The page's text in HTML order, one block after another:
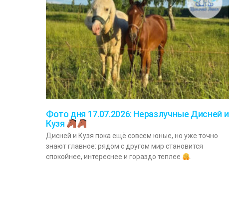
Фото дня 17.07.2026: Неразлучные Дисней и
Кузя
Дисней и Кузя пока ещё совсем юные, но уже точно
знают главное: рядом с другом мир становится
спокойнее, интереснее и гораздо теплее